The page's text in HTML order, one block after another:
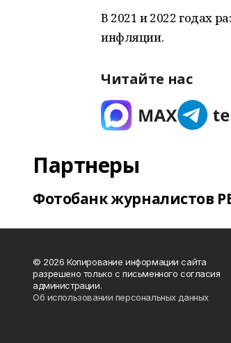
В 2021 и 2022 годах
инфляции.
Читайте нас
Партнеры
Фотобанк журналистов
© 2026 Копирование информации сайта
разрешено только с письменного согласия
администрации.
Об использовании персональных данных